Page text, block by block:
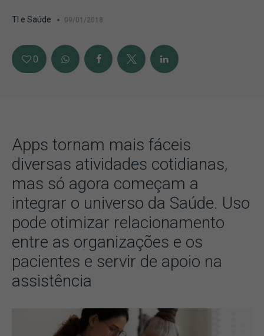
TI e Saúde 09/01/2018
0
Apps tornam mais fáceis
diversas atividades cotidianas,
mas só agora começam a
integrar o universo da Saúde. Uso
pode otimizar relacionamento
entre as organizações e os
pacientes e servir de apoio na
assistência